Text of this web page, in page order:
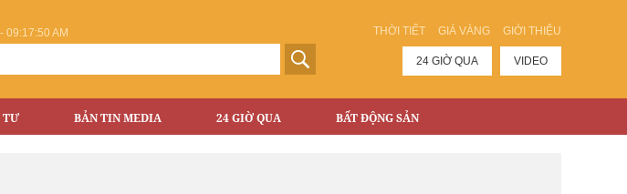
THỜI TIẾT GIÁ VÀNG GIỚI THIỆU
09:17:50 AM
24 GIỜ QUA VIDEO
TƯ BẢN TIN MEDIA 24 GIỜ QUA BẤT ĐỘNG SẢN